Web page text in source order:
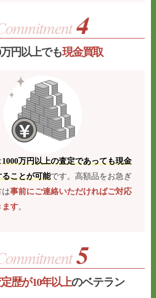
万円以上でも現金買取
1000万円以上の査定であっても現金
ことが可能です。高額品をお急ぎ
は事前にご連絡いただければご対応
ます。
歴が10年以上のベテラン